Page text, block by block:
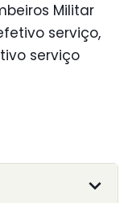
Militar
serviço,
serviço